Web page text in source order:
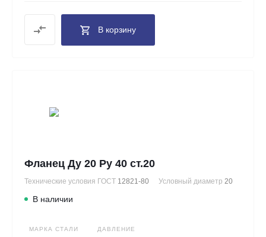
В корзину
Фланец Ду 20 Ру 40 ст.20
Технические условия ГОСТ 12821-80 Условный диаметр 20
В наличии
МАРКА СТАЛИ ДАВЛЕНИЕ